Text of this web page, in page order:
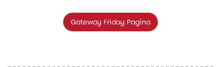
Gateway Friday Pagina